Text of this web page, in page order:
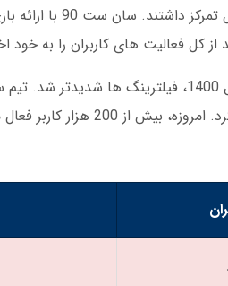
باشد. در آن زمان،
کانال رسمی سان ست 90 تلگرام،